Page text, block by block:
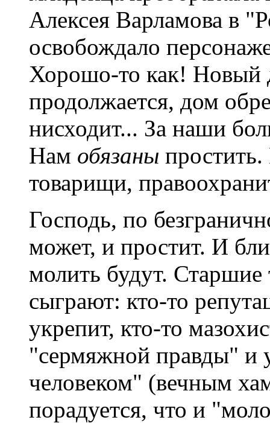
Алексея Варламова в
освобождало
Хорошо-то как! Новый
продолжается, дом
нисходит... За наши
Нам обязаны
товарищи,
Господь, по
может, и простит. И
молить будут.
сыграют: кто-то
укрепит, кто-то
"сермяжной правды" и
человеком" (вечным
порадуется, что и